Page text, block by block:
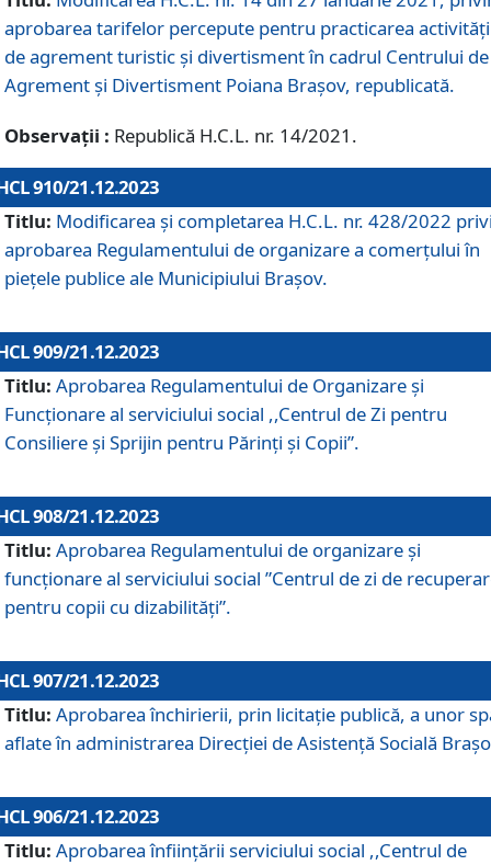
aprobarea tarifelor percepute pentru practicarea
de agrement turistic și divertisment în cadrul Centrului de
Agrement și Divertisment Poiana Brașov, republicată.
Observații : Republică H.C.L. nr. 14/2021.
910/21.12.2023
Titlu: Modificarea și completarea H.C.L. nr. 428/2022
aprobarea Regulamentului de organizare a comerțului în
piețele publice ale Municipiului Braşov.
909/21.12.2023
Titlu: Aprobarea Regulamentului de Organizare și
Funcționare al serviciului social ,,Centrul de Zi pentru
Consiliere şi Sprijin pentru Părinţi şi Copii”.
908/21.12.2023
Titlu: Aprobarea Regulamentului de organizare şi
funcţionare al serviciului social ”Centrul de zi de
pentru copii cu dizabilități”.
907/21.12.2023
Titlu: Aprobarea închirierii, prin licitație publică, a unor
aflate în administrarea Direcției de Asistență Socială
906/21.12.2023
Titlu: Aprobarea înființării serviciului social ,,Centrul de